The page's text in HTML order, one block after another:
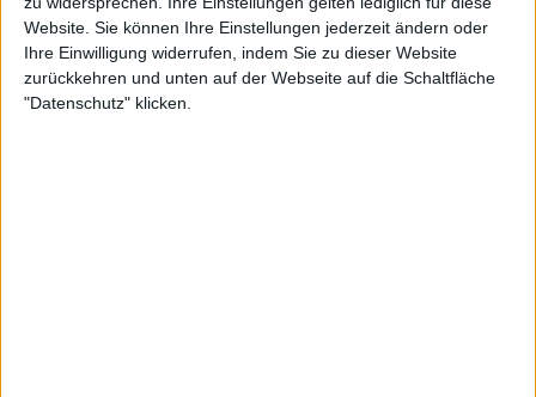
Website. Sie können Ihre Einstellungen jederzeit ändern oder
Ihre Einwilligung widerrufen, indem Sie zu dieser Website
zurückkehren und unten auf der Webseite auf die Schaltfläche
"Datenschutz" klicken.
News
Cradle Of Filth
Hochzeitsglocken auf Burg Phallustein